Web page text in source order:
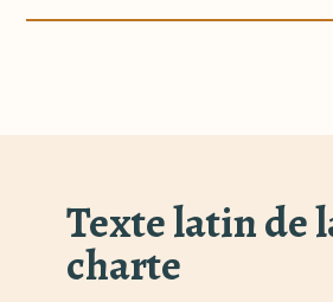
Texte latin de
charte